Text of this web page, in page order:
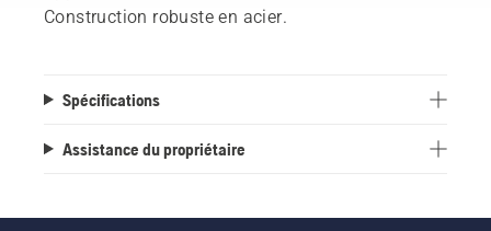
Construction robuste en acier.
Spécifications
Assistance du propriétaire